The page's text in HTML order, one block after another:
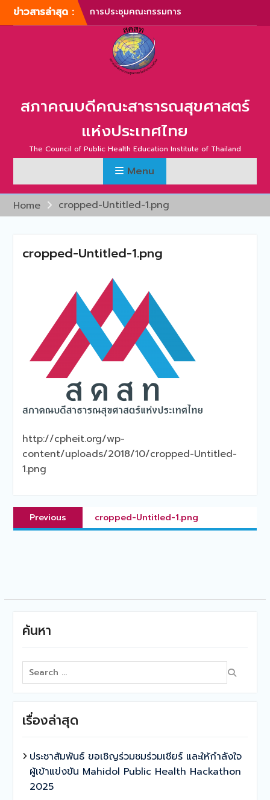
Skip
to
ข่าวสารล่าสุด :
การประชุมคณะกรรมการ
บริหารสภาคณบดีคณะ
สาธารณสุขศาสตร์แห่ง
ประเทศไทย ครั้งที่ 1/2567
การประชุมสามัญประจำปี
สภาคณบดีคณะสาธารณสุข
ที่ 1/2567
สามัญประจำปี สภาคณบดี
คณะสาธารณสุขศาสตร์แห่ง
ประเทศไทย ครั้งที่ 1/2566
การประชุมสามัญประจำปี
สภาคณบดีคณะสาธารณสุข
ศาสตร์แห่งประเทศไทย ครั้ง
ที่ 2/2565
ศาสตร์แห่งประเทศไทย ครั้ง
สภาคณบดีคณะสาธารณสุขศาสตร์
แห่งประเทศไทย
The Council of Public Health Education Institute of Thailand
Menu
Home cropped-Untitled-1.png
cropped-Untitled-1.png
http://cpheit.org/wp-
content/uploads/2018/10/cropped-Untitled-
1.png
แนะแนว
เรื่องPrevious
Previous
post:
cropped-Untitled-1.png
ค้นหา
Search
for:
เรื่องล่าสุด
ประชาสัมพันธ์ ขอเชิญร่วมชมร่วมเชียร์ และให้กำลังใจ
ผู้เข้าแข่งขัน Mahidol Public Health Hackathon
2025